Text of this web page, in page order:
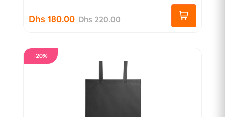
Dhs 180.00 Dhs 220.00
-20%